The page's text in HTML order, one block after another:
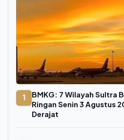
1
BMKG: 7 Wilayah Sultra
Ringan Senin 3 Agustus
Derajat